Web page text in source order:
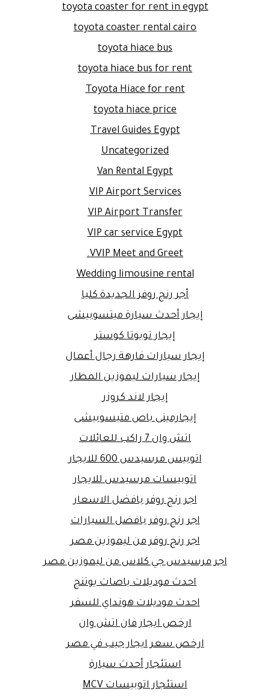
toyota coaster for rent in egypt
toyota coaster rental cairo
toyota hiace bus
toyota hiace bus for rent
Toyota Hiace for rent
toyota hiace price
Travel Guides Egypt
Uncategorized
Van Rental Egypt
VIP Airport Services
VIP Airport Transfer
VIP car service Egypt
VVIP Meet and Greet.
Wedding limousine rental
أجر رنج روفر الجديدة كليا
إيجار أحدث سيارة ميتسوبيشى
إيجار تويوتا كوستر
إيجار سيارات فارهة رجال أعمال
إيجار سيارات ليموزين المطار
إيجار لاند كروزر
إيجارمينى باص متيسوبيشى
اتش وان 7 راكب للعائلات
اتوبيس مرسيدس 600 للايجار
اتوبيسات مرسيدس للايجار
اجر رنج روفر بافضل الاسعار
اجر رنج روفر بافضل السيارات
اجر رنج روفر من ليموزين مصر
اجر مرسيدس جي كلاس من ليموزين مصر
احدث موديلات باصات يوتنج
احدث موديلات هونداي للسفر
ارخص ايجار فان اتش وان
ارخص سعر ايجار جيب في مصر
استئجار أحدث سيارة
استئجار اتوبيسات MCV